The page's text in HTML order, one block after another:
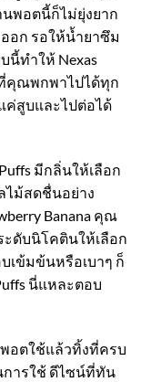
นพอตนี้ก็ไม่ยุ่งยาก
อก รอให้น้ำยาซึม
นี้ทำให้ Nexas
ที่คุณพกพาไปได้ทุก
ค่สูบและไปต่อได้
มีกลิ่นให้เลือก
ไม้สดชื่นอย่าง
Banana คุณ
ดับนิโคตินให้เลือก
เข้มข้นหรือเบาๆ ก็
นี่แหละตอบ
พอตใช้แล้วทิ้งที่ครบ
การใช้ ดีไซน์ที่ทัน